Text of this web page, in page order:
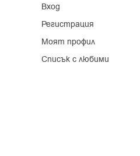
Вход
Регистрация
Моят профил
Списък с любими